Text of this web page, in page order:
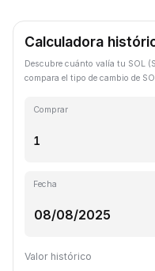
Calculadora
Descubre cuánto valía tu SOL
compara el tipo de cambio de
Comprar
Fecha
Valor histórico